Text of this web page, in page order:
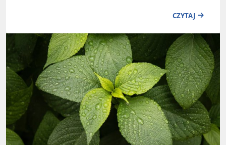
CZYTAJ